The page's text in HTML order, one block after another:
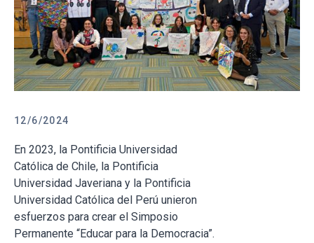
12/6/2024
En 2023, la Pontificia Universidad
Católica de Chile, la Pontificia
Universidad Javeriana y la Pontificia
Universidad Católica del Perú unieron
esfuerzos para crear el Simposio
Permanente “Educar para la Democracia”.